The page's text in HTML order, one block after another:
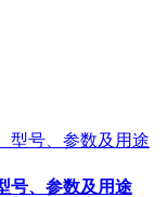
号、参数及用途